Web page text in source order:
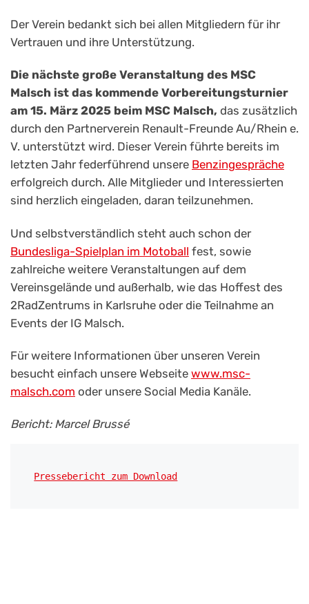
Der Verein bedankt sich bei allen Mitgliedern für ihr
Vertrauen und ihre Unterstützung.
Die nächste große Veranstaltung des MSC
Malsch ist das kommende Vorbereitungsturnier
am 15. März 2025 beim MSC Malsch, das zusätzlich
durch den Partnerverein Renault-Freunde Au/Rhein e.
V. unterstützt wird. Dieser Verein führte bereits im
letzten Jahr federführend unsere Benzingespräche
erfolgreich durch. Alle Mitglieder und Interessierten
sind herzlich eingeladen, daran teilzunehmen.
Und selbstverständlich steht auch schon der
Bundesliga-Spielplan im Motoball fest, sowie
zahlreiche weitere Veranstaltungen auf dem
Vereinsgelände und außerhalb, wie das Hoffest des
2RadZentrums in Karlsruhe oder die Teilnahme an
Events der IG Malsch.
Für weitere Informationen über unseren Verein
besucht einfach unsere Webseite www.msc-
malsch.com oder unsere Social Media Kanäle.
Bericht: Marcel Brussé
Pressebericht zum Download